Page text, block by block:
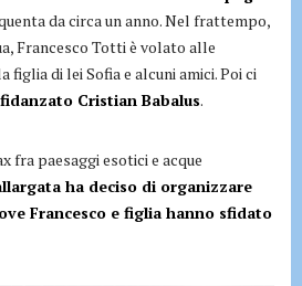
da circa un anno. Nel frattempo,
Francesco Totti è volato alle
figlia di lei Sofia e alcuni amici. Poi ci
Cristian Babalus.
fra paesaggi esotici e acque
ha deciso di organizzare
Francesco e figlia hanno sfidato